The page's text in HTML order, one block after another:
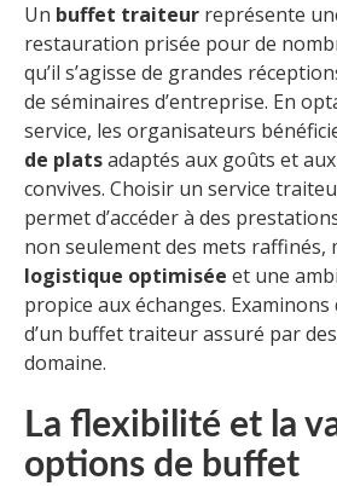
Un buffet traiteur représente
restauration prisée pour de
qu’il s’agisse de grandes
de séminaires d’entreprise. En
service, les organisateurs
de platsadaptés aux goûts et
convives. Choisir un service
permet d’accéder à des
non seulement des mets raffinés,
logistique optimisée et une
propice aux échanges. Examinons
d’un buffet traiteur assuré par
domaine.
La flexibilité et la
options de buffet